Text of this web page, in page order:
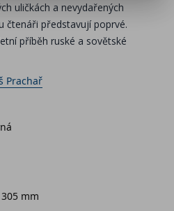
uličkách a nevydařených
čtenáři představují poprvé.
příběh ruské a sovětské
Prachař
mm